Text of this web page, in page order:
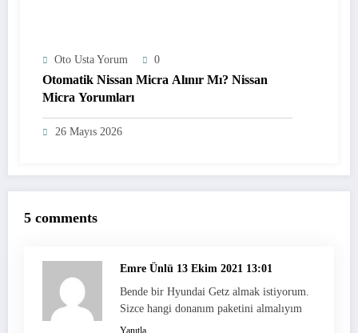
Oto Usta Yorum 0
Otomatik Nissan Micra Alınır Mı? Nissan
Micra Yorumları
26 Mayıs 2026
5 comments
Emre Ünlü 13 Ekim 2021 13:01
Bende bir Hyundai Getz almak istiyorum.
Sizce hangi donanım paketini almalıyım
Yanıtla